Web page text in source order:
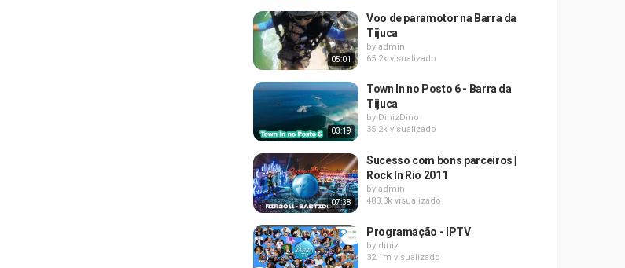
05:01
Voo de paramotor na Barra da
Tijuca
by admin
65.2k visualizado
03:19
Town In no Posto 6 - Barra da
Tijuca
by DinizDino
35.2k visualizado
07:38
Sucesso com bons parceiros |
Rock In Rio 2011
by admin
483.3k visualizado
Programação - IPTV
by diniz
32.1m visualizado